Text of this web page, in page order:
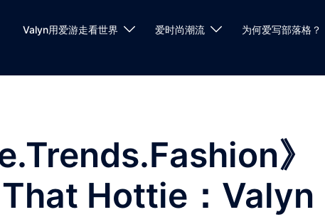
Valyn用爱游走看世界 爱时尚潮流 为何爱写部落格？
》
That Hottie：Valyn